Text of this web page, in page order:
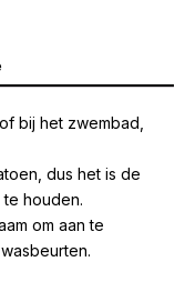
bij het zwembad,
dus het is de
houden.
om aan te